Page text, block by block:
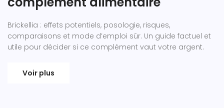
Brickellia : effets potentiels, posologie, risques,
comparaisons et mode d’emploi sûr. Un guide factuel et
utile pour décider si ce complément vaut votre argent.
Voir plus